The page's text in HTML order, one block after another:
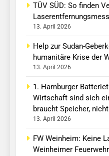
TÜV SÜD: So finden
13. April 2026
Help zur Sudan-
humanitäre Krise der
13. April 2026
1. Hamburger
Wirtschaft sind sich
braucht Speicher,
13. April 2026
FW Weinheim: Keine
Weinheimer